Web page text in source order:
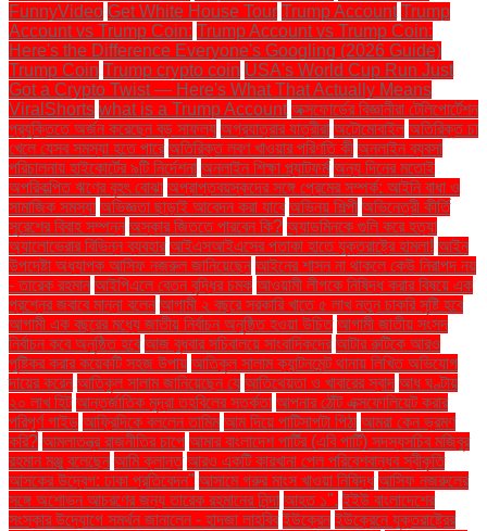
FunnyVideo Get White House Tour Trump Account Trump
Account vs Trump Coin: Trump Account vs Trump Coin:
Here's the Difference Everyone's Googling (2026 Guide)
Trump Coin Trump crypto coin USA's World Cup Run Just
Got a Crypto Twist — Here's What That Actually Means
ViralShorts what is a Trump Account অক্সফোর্ডের বিজ্ঞানীরা টেলিপোর্টেশন
প্রযুক্তিতে অর্জন করেছেন বড় সাফল্য অগ্রযাত্রার যাত্রীরা অটোমোবাইল অতিরিক্ত চা
খেলে যেসব সমস্যা হতে পারে অতিরিক্ত লবণ খাওয়ার পরিণতি কী অনলাইন ব্যবসা
পরিচালনায় হাইকোর্টের ৯টি নির্দেশনা অনলাইন শিক্ষা প্ল্যাটফর্ম অন্য দিনের মতোই
অপরিকল্পিত ঋণের বৃহৎ বোঝা অপ্রাপ্তবয়স্কদের সঙ্গে প্রেমের সম্পর্ক: আইনি বাধা ও
সামাজিক সমস্যা অভিজ্ঞতা ছাড়াই আবেদন করা যাবে অভিনয় শিল্পী অভিনেত্রী কীর্তি
সুরেশের বিবাহ সম্পন্ন অস্কার জিততে পারবেন কি? অ্যাডমিনকে গুলি করে হত্যা
অ্যালোভেরার বিভিন্ন ব্যবহার আইএসআইএসের পতাকা হাতে যুক্তরাষ্ট্রে হামলা! আইন
উপদেষ্টা অধ্যাপক আসিফ নজরুল জানিয়েছেন আইনের শাসন না থাকলে কেউ নিরাপদ নয়
- তারেক রহমান আইপিএলে বেতন বৃদ্ধির চমক আওয়ামী লীগকে নিষিদ্ধ করার বিষয়ে এক
প্রশ্নের জবাবে মান্না বলেন আগামী ২ বছরে সরকারি খাতে ৫ লাখ নতুন চাকরি সৃষ্টি হবে
আগামী এক বছরের মধ্যে জাতীয় নির্বাচন অনুষ্ঠিত হওয়া উচিত আগামী জাতীয় সংসদ
নির্বাচন কবে অনুষ্ঠিত হবে আজ বুধবার সচিবালয়ে সাংবাদিকদের আটার রুটিকে আরও
পুষ্টিকর করার কয়েকটি সহজ উপায় আতিকুল সালাম ক্যান্টনমেন্ট থানায় লিখিত অভিযোগ
দায়ের করেন আতিকুল সালাম জানিয়েছেন যে আতিথেয়তা ও খাবারের স্বাদ আধ ঘণ্টায়
২০ লাখ হিট আন্তর্জাতিক মুদ্রা তহবিলের সতর্কতা আপনার ঠোঁট এক্সফোলিয়েট করার
পরিপূর্ণ গাইড আফ্রিদিকে বললেন তামিম আম দিয়ে পাটিসাপটা পিঠা আমরা কেন ভ্রমণ
করি? আমলাতন্ত্র রাজনীতির চাপে আমার বাংলাদেশ পার্টির (এবি পার্টি) সদস্যসচিব মজিবুর
রহমান মঞ্জু বলেছেন আমি ক্লান্ত আরও একটি কারখানা পেল পরিবেশবান্ধব স্বীকৃতি
আসকের উদ্বেগ: ঢাকা প্রতিবেদন" আসামে গরুর মাংস খাওয়া নিষিদ্ধ আসিফ নজরুলের
সঙ্গে অশোভন আচরণের জন্য তারেক রহমানের নিন্দা আহত ১". ইইউ বাংলাদেশের
সংস্কার উদ্যোগে সমর্থন জানালেন - হাদজা লাহবিব ইউক্রেন ইউক্রেনে যুক্তরাষ্ট্রের